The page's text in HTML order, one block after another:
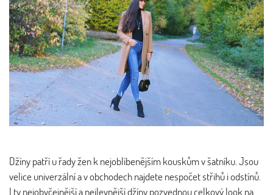
Džíny patří u řady žen k nejoblíbenějším kouskům v šatníku. Jsou
velice univerzální a v obchodech najdete nespočet střihů i odstínů.
I ty nejobyčejnější a nejlevnější džíny pozvednou celkový look na